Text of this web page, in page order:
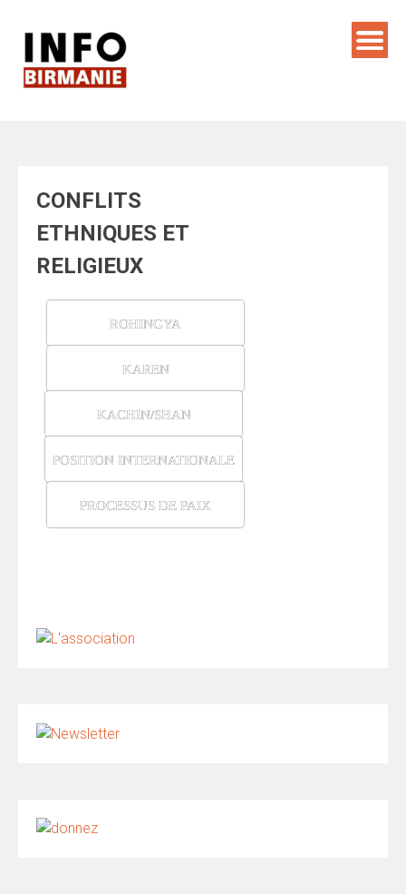
CONFLITS
ETHNIQUES ET
RELIGIEUX
ROHINGYA
KAREN
KACHIN/SHAN
POSITION INTERNATIONALE
PROCESSUS DE PAIX